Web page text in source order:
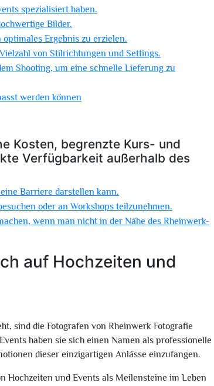
spezialisiert haben.
Bilder.
Ergebnis zu erzielen.
von Stilrichtungen und Settings.
Shooting, um eine schnelle Lieferung zu
werden können
Kosten, begrenzte Kurs- und
Verfügbarkeit außerhalb des
Barriere darstellen kann.
oder an Workshops teilzunehmen.
wenn man nicht in der Nähe des Rheinwerk-
auf Hochzeiten und
sind die Fotografen von Rheinwerk Fotografie
haben sie sich einen Namen als professionelle
dieser einzigartigen Anlässe einzufangen.
Hochzeiten und Events als Meilensteine im Leben